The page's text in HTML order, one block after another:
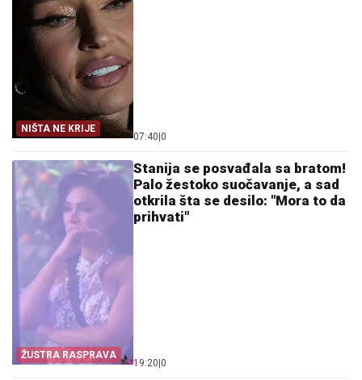
NIŠTA NE KRIJE
07:40 0
ŽUSTRA RASPRAVA
Stanija se posvađala sa bratom!
Palo žestoko suočavanje, a sad
otkrila šta se desilo: "Mora to da
prihvati"
19:20 0